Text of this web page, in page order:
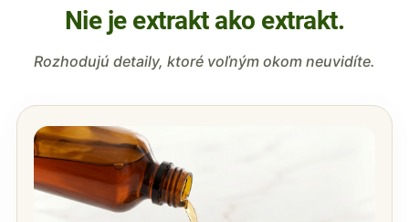
Nie je extrakt ako extrakt.
Rozhodujú detaily, ktoré voľným okom neuvidíte.